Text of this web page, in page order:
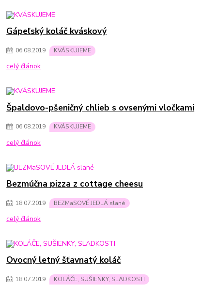
Gápeľský koláč kváskový
06.08.2019 KVÁSKUJEME
celý článok
Špaldovo-pšeničný chlieb s ovsenými vločkami
06.08.2019 KVÁSKUJEME
celý článok
Bezmúčna pizza z cottage cheesu
18.07.2019 BEZMäSOVÉ JEDLÁ slané
celý článok
Ovocný letný šťavnatý koláč
18.07.2019 KOLÁČE, SUŠIENKY, SLADKOSTI